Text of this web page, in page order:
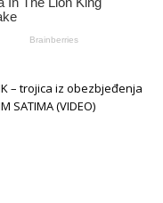
– trojica iz obezbjeđenja
SATIMA (VIDEO)